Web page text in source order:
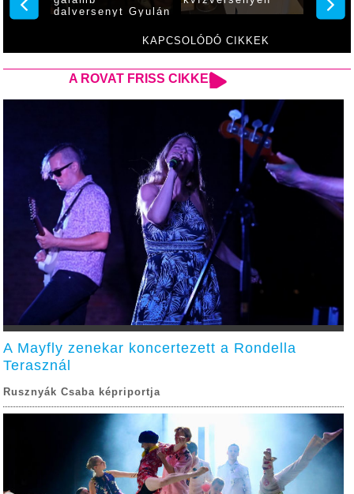
KAPCSOLÓDÓ CIKKEK
dalversenyt Gyulán
A ROVAT FRISS CIKKEI
A Mayfly zenekar koncertezett a Rondella
Terasznál
Rusznyák Csaba képriportja